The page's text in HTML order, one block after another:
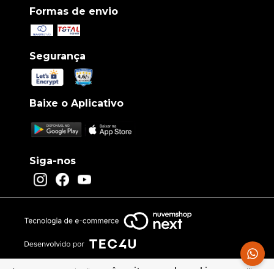
Formas de envio
Segurança
Baixe o Aplicativo
Siga-nos